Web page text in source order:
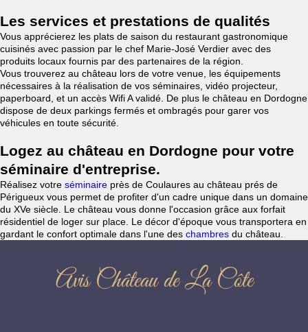
Les services et prestations de qualités
Vous apprécierez les plats de saison du restaurant gastronomique
cuisinés avec passion par le chef Marie-José Verdier avec des
produits locaux fournis par des partenaires de la région.
Vous trouverez au château lors de votre venue, les équipements
nécessaires à la réalisation de vos séminaires, vidéo projecteur,
paperboard, et un accès Wifi A validé. De plus le château en Dordogne
dispose de deux parkings fermés et ombragés pour garer vos
véhicules en toute sécurité.
Logez au château en Dordogne pour votre
séminaire d'entreprise.
Réalisez votre séminaire près de Coulaures au château prés de
Périgueux vous permet de profiter d'un cadre unique dans un domaine
du XVe siècle. Le château vous donne l'occasion grâce aux forfait
résidentiel de loger sur place. Le décor d'époque vous transportera en
gardant le confort optimale dans l'une des chambres du château.
Avis Château de La Côte